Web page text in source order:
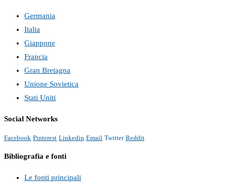
Germania
Italia
Giappone
Francia
Gran Bretagna
Unione Sovietica
Stati Uniti
Social Networks
Facebook Pinterest Linkedin Email Twitter Reddit
Bibliografia e fonti
Le fonti principali